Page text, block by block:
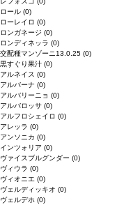
ロール (0)
ローレイロ (0)
ロンガネージ (0)
ロンディネッラ (0)
交配種マンゾーニ13.0.25 (0)
黒すぐり果汁 (0)
アルネイス (0)
アルバーナ (0)
アルバリーニョ (0)
アルバロッサ (0)
アルフロシェイロ (0)
アレッラ (0)
アンソニカ (0)
インツォリア (0)
ヴァイスブルグンダー (0)
ヴィウラ (0)
ヴィオニエ (0)
ヴェルディッキオ (0)
ヴェルデホ (0)